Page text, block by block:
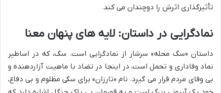
تأثیرگذاری اثرش را دوچندان می کند.
نمادگرایی در داستان: لایه های پنهان معنا
داستان «سگ محله» سرشار از نمادگرایی است. سگ، که در اساطیر
نماد وفاداری و تحمل است، در اینجا در تضاد با ماهیت آزاردهنده و
بی وفای مردم قرار می گیرد. نام «تارزان» برای سگی مظلوم و بی دفاع،